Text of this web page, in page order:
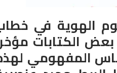
الهوية في
بعض الكتابات
المفهومي